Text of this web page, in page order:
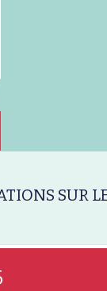
SUR